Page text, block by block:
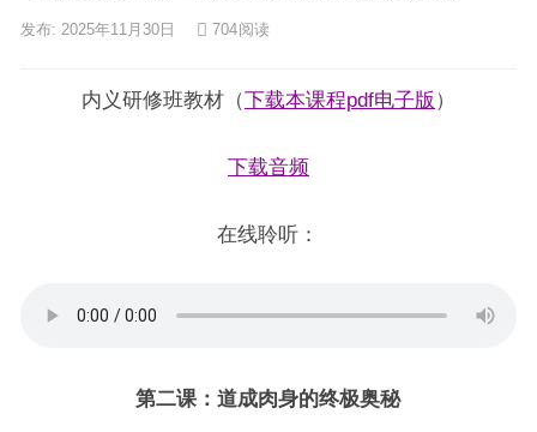
发布: 2025年11月30日 704阅读
内义研修班教材（下载本课程pdf电子版 ）
下载音频
在线聆听：
第二课：道成肉身的终极奥秘